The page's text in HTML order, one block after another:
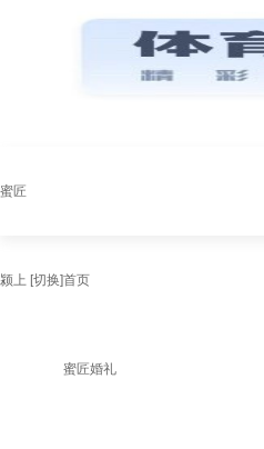
蜜匠
颍上 [切换]首页
蜜匠婚礼